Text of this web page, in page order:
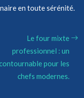
en toute sérénité.
Le four mixte
professionnel : un
pour les
chefs modernes.